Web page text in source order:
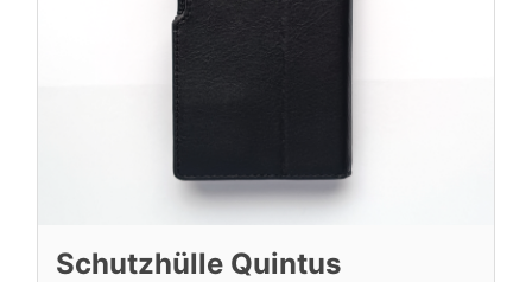
Schutzhülle Quintus